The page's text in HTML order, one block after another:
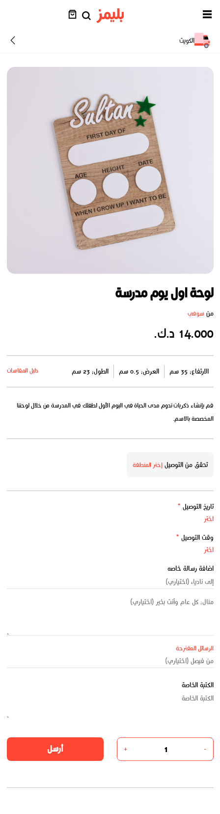
الكويت
لوحة اول يوم مدرسة
من سوفي
14.000 د.ك.
الارتفاع: 35 سم العرض: 0.5 سم الطول: 23 سم دليل المقاسات
قم بإنشاء ذكريات تدوم مدى الحياة في اليوم الأول لطفلك في المدرسة من خلال لوحتنا
المخصصة بالاسم.
تحقق من التوصيلإختر المنطقة
تاريخ التوصيل *
وقت التوصيل *
اضافة رسالة خاصه
الرسائل المقترحة
الكتبة الخاصة
-
+ أرسل